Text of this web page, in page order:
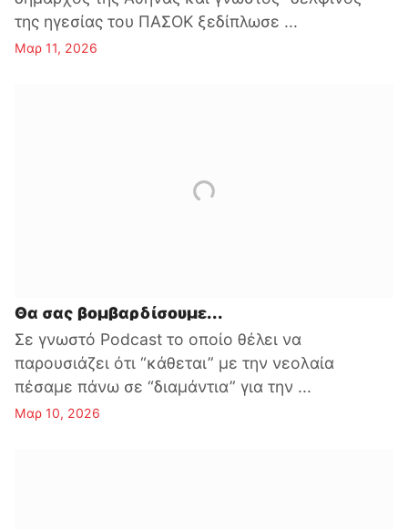
της ηγεσίας του ΠΑΣΟΚ ξεδίπλωσε ...
Μαρ 11, 2026
Θα σας βομβαρδίσουμε...
Σε γνωστό Podcast το οποίο θέλει να
παρουσιάζει ότι “κάθεται” με την νεολαία
πέσαμε πάνω σε “διαμάντια” για την ...
Μαρ 10, 2026